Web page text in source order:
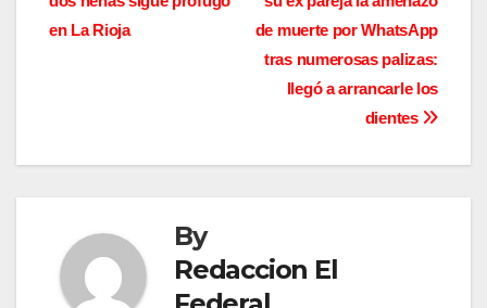
a
g
c
de muerte por WhatsApp
tras numerosas palizas:
llegó a arrancarle los
dientes
en La Rioja
By
Redaccion El